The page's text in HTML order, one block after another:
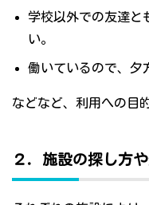
学校以外での友達と
い。
働いているので、夕
などなど、利用への目
２．施設の探し方